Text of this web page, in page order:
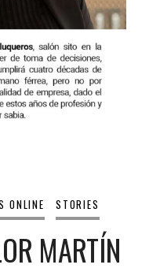
ONLINE STORIES
MARTÍN